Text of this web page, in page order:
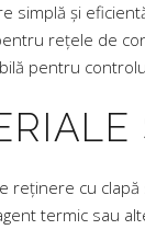
simplă și
rețele de
pentru
reținere cu
termic sau